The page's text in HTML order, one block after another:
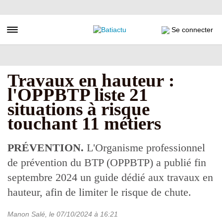
au
principal
Toggle navigation Se connecter
Travaux en hauteur :
l'OPPBTP liste 21
situations à risque
touchant 11 métiers
PRÉVENTION. L'Organisme professionnel
de prévention du BTP (OPPBTP) a publié fin
septembre 2024 un guide dédié aux travaux en
hauteur, afin de limiter le risque de chute.
Manon Salé , le 07/10/2024 à 16:21